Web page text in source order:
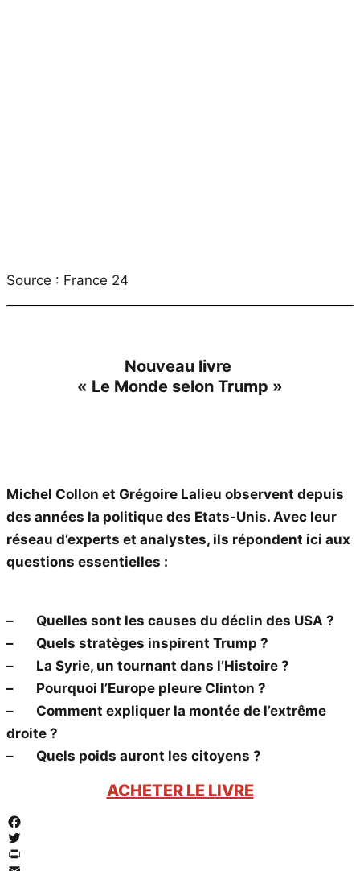
Source : France 24
Nouveau livre
« Le Monde selon Trump »
Michel Collon et Grégoire Lalieu observent depuis
des années la politique des Etats-Unis. Avec leur
réseau d’experts et analystes, ils répondent ici aux
questions essentielles :
– Quelles sont les causes du déclin des USA ?
– Quels stratèges inspirent Trump ?
– La Syrie, un tournant dans l’Histoire ?
– Pourquoi l’Europe pleure Clinton ?
– Comment expliquer la montée de l’extrême
droite ?
– Quels poids auront les citoyens ?
ACHETER LE LIVRE
Facebook
Twitter